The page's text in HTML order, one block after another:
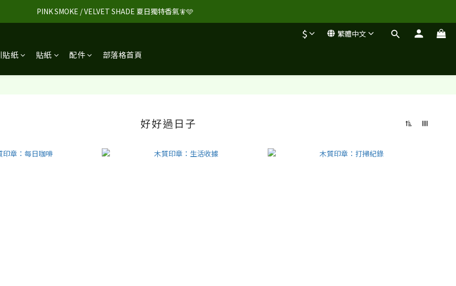
PINK SMOKE / VELVET SHADE 夏日獨特香氣🧚🩵
$ 繁體中文
貼紙 貼紙 配件 部落格首頁
好好過日子